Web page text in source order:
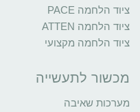
ציוד הלחמה PACE
ציוד הלחמה ATTEN
ציוד הלחמה מקצועי
מכשור לתעשייה
מערכות שאיבה